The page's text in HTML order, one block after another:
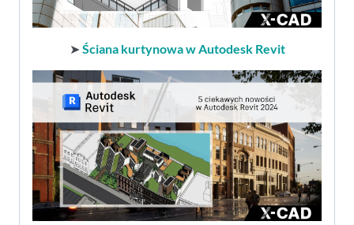
➤ Ściana kurtynowa w Autodesk Revit